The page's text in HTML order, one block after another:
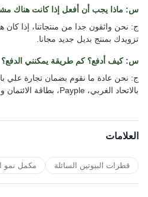
س: ماذا يجب أن أفعل إذا كانت هناك
ج: نحن واثقون جدا من منتجاتنا، إذا كان
تزويدك بمنتج بديل جديد مجانا.
س: كيف أدفع؟ كم طريقة يمكنني الدفع؟
ج: نحن عادة ما نقوم بضمان تجارة علي
بالاتحاد الغربي، Payple، بطاقة الائتمان و T / T الدفع.
العلامات
قطرات البيوتين السائلة مكمل نمو